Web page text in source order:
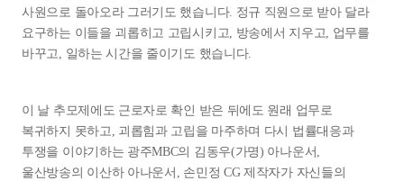
사원으로 돌아오라 그러기도 했습니다. 정규 직원으로 받아 달라
요구하는 이들을 괴롭히고 고립시키고, 방송에서 지우고, 업무를
바꾸고, 일하는 시간을 줄이기도 했습니다.
이 날 추모제에도 근로자로 확인 받은 뒤에도 원래 업무로
복귀하지 못하고, 괴롭힘과 고립을 마주하며 다시 법률대응과
투쟁을 이야기하는 광주MBC의 김동우(가명) 아나운서,
울산방송의 이산하 아나운서, 손민정 CG 제작자가 자신들의